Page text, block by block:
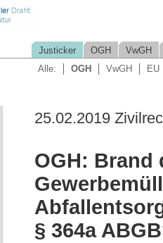
Justicker OGH
VwGH
Alle:
OGH VwGH EU
25.02.2019
OGH:
§ 364a